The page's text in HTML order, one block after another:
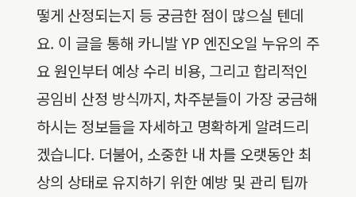
떻게 산정되는지 등 궁금한 점이 많으실 텐데
요. 이 글을 통해 카니발 YP 엔진오일 누유의 주
요 원인부터 예상 수리 비용, 그리고 합리적인
공임비 산정 방식까지, 차주분들이 가장 궁금해
하시는 정보들을 자세하고 명확하게 알려드리
겠습니다. 더불어, 소중한 내 차를 오랫동안 최
상의 상태로 유지하기 위한 예방 및 관리 팁까